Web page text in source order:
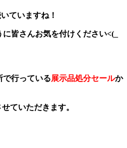
ていますね！
皆さんお気を付けください<(_
で行っている展示品処分セールか
ていただきます。